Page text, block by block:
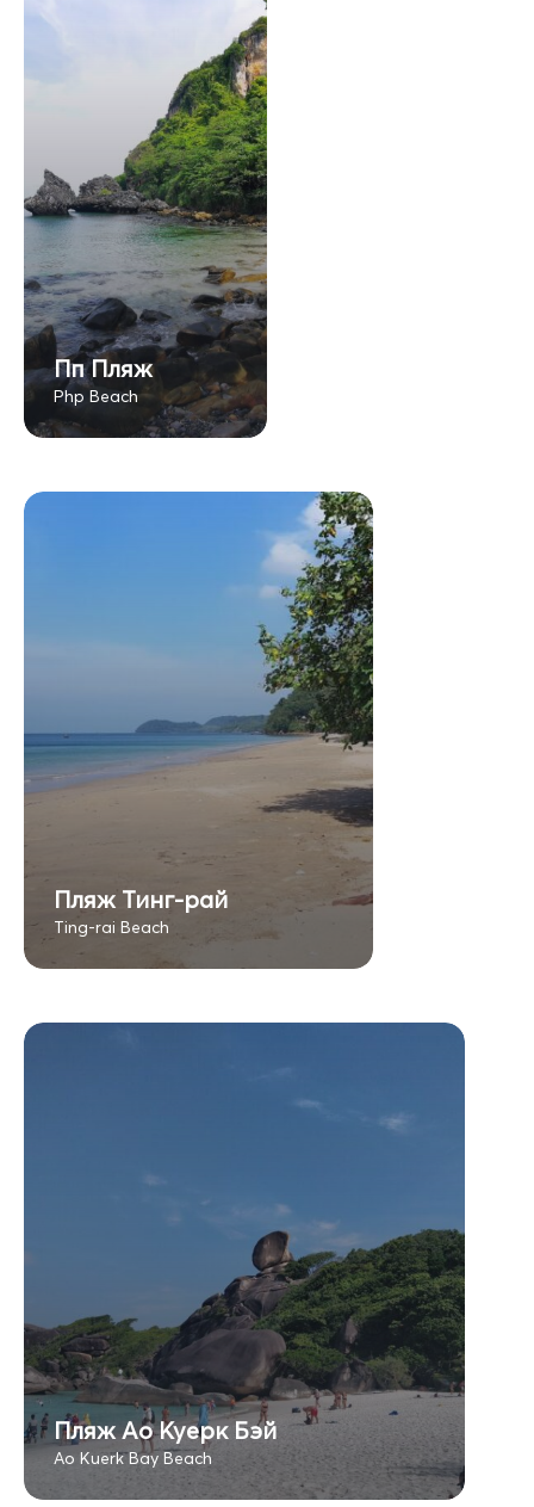
Пп Пляж
Php Beach
Пляж Тинг-рай
Ting-rai Beach
Пляж Ао Куерк Бэй
Ao Kuerk Bay Beach